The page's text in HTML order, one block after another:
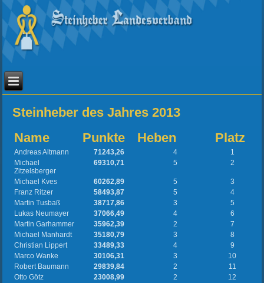
Steinheber des Jahres 2013
Name
Punkte Heben Platz
Andreas Altmann 71243,26 4
1
Michael
Zitzelsberger
69310,71 5 2
Michael Kves 60262,89 5
3
Franz Ritzer
58493,87 5
4
Martin Tusbaß
38717,86 3
5
Lukas Neumayer
37066,49 4
6
Martin Garhammer
35962,39 2
7
Michael Manhardt
35180,79 3
8
Christian Lippert
33489,33 4
9
Marco Wanke
30106,31 3
10
Robert Baumann
29839,84 2
11
Otto Götz
23008,99 2
12